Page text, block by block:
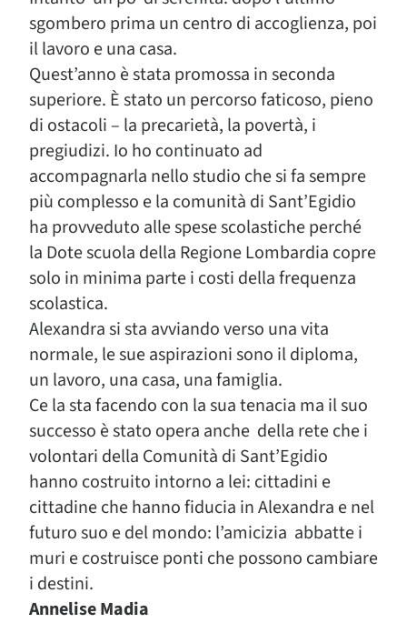
sgombero prima un centro di accoglienza, poi
il lavoro e una casa.
Quest’anno è stata promossa in seconda
superiore. È stato un percorso faticoso, pieno
di ostacoli – la precarietà, la povertà, i
pregiudizi. Io ho continuato ad
accompagnarla nello studio che si fa sempre
più complesso e la comunità di Sant’Egidio
ha provveduto alle spese scolastiche perché
la Dote scuola della Regione Lombardia copre
solo in minima parte i costi della frequenza
scolastica.
Alexandra si sta avviando verso una vita
normale, le sue aspirazioni sono il diploma,
un lavoro, una casa, una famiglia.
Ce la sta facendo con la sua tenacia ma il suo
successo è stato opera anche della rete che i
volontari della Comunità di Sant’Egidio
hanno costruito intorno a lei: cittadini e
cittadine che hanno fiducia in Alexandra e nel
futuro suo e del mondo: l’amicizia abbatte i
muri e costruisce ponti che possono cambiare
i destini.
Annelise Madia